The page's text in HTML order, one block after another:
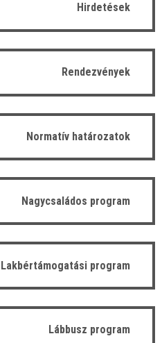
Hirdetések
Rendezvények
Normatív határozatok
Nagycsaládos program
Lakbértámogatási program
Lábbusz program